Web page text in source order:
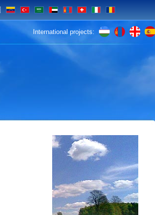
VE TR SA UAE MN CH
International projects: